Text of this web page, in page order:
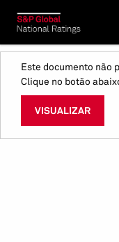
Este documento não
Clique no botão
VISUALIZAR